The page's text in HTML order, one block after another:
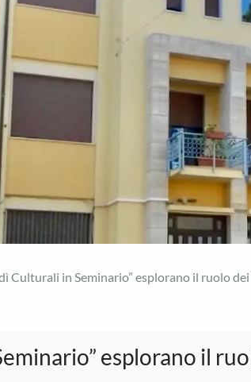
Culturali in Seminario” esplorano il ruolo
esplorano il